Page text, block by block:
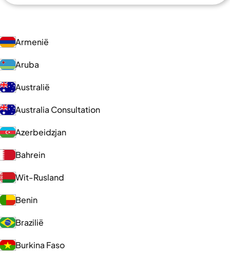
Armenië
Aruba
Australië
Australia Consultation
Azerbeidzjan
Bahrein
Wit-Rusland
Benin
Brazilië
Burkina Faso